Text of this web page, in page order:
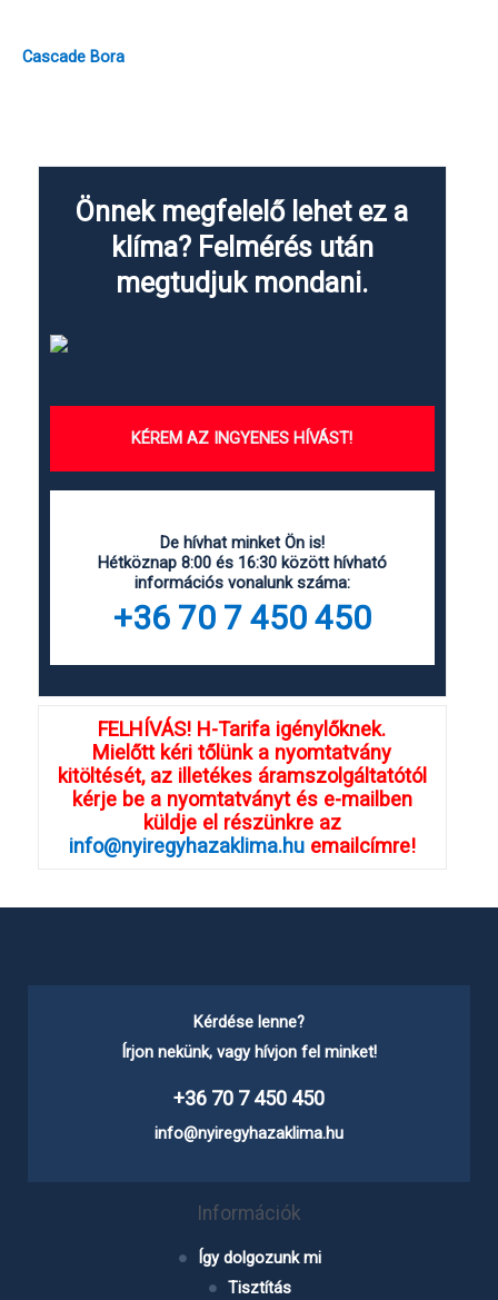
Cascade Bora
Önnek megfelelő lehet ez a
klíma? Felmérés után
megtudjuk mondani.
KÉREM AZ INGYENES HÍVÁST!
De hívhat minket Ön is!
Hétköznap 8:00 és 16:30 között hívható
információs vonalunk száma:
+36 70 7 450 450
FELHÍVÁS! H-Tarifa igénylőknek.
Mielőtt kéri tőlünk a nyomtatvány
kitöltését, az illetékes áramszolgáltatótól
kérje be a nyomtatványt és e-mailben
küldje el részünkre az
info@nyiregyhazaklima.huemailcímre!
Kérdése lenne?
Írjon nekünk, vagy hívjon fel minket!
+36 70 7 450 450
info@nyiregyhazaklima.hu
Információk
Így dolgozunk mi
Tisztítás